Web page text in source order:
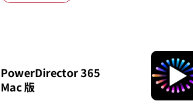
PowerDirector 365
Mac 版